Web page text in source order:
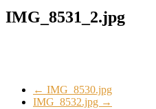
IMG_8531_2.jpg
← IMG_8530.jpg
IMG_8532.jpg →